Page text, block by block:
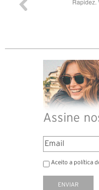
Assine
Aceito a política
ENVIAR